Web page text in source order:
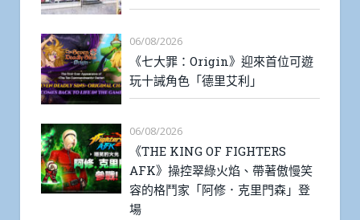
06/08/2026
《七大罪：Origin》迎來首位可遊
玩十誡角色「德里艾利」
06/08/2026
《THE KING OF FIGHTERS
AFK》操控翠綠火焰、帶著傲慢笑
容的格鬥家「阿修．克里門森」登
場